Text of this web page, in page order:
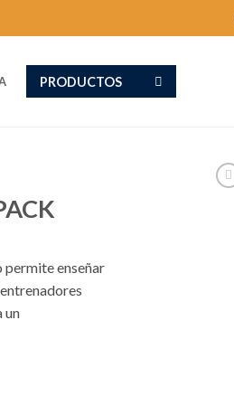
PRODUCTOS
permite enseñar
un